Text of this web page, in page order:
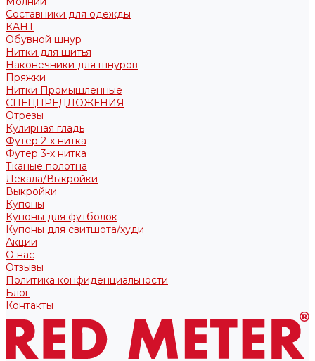
Составники для одежды
КАНТ
Обувной шнур
Нитки для шитья
Наконечники для шнуров
Пряжки
Нитки Промышленные
СПЕЦПРЕДЛОЖЕНИЯ
Отрезы
Кулирная гладь
Футер 2-х нитка
Футер 3-х нитка
Тканые полотна
Лекала/Выкройки
Выкройки
Купоны
Купоны для футболок
Купоны для свитшота/худи
Акции
О нас
Отзывы
Политика конфиденциальности
Блог
Контакты